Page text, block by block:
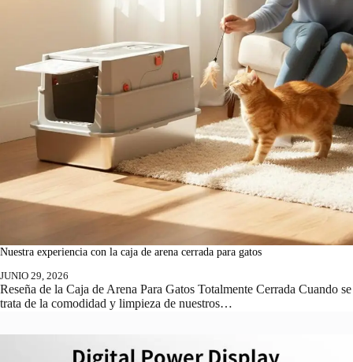
Nuestra experiencia con la caja de arena cerrada para gatos
JUNIO 29, 2026
Reseña de la Caja de Arena Para Gatos Totalmente Cerrada Cuando se
trata de la comodidad y limpieza de nuestros…